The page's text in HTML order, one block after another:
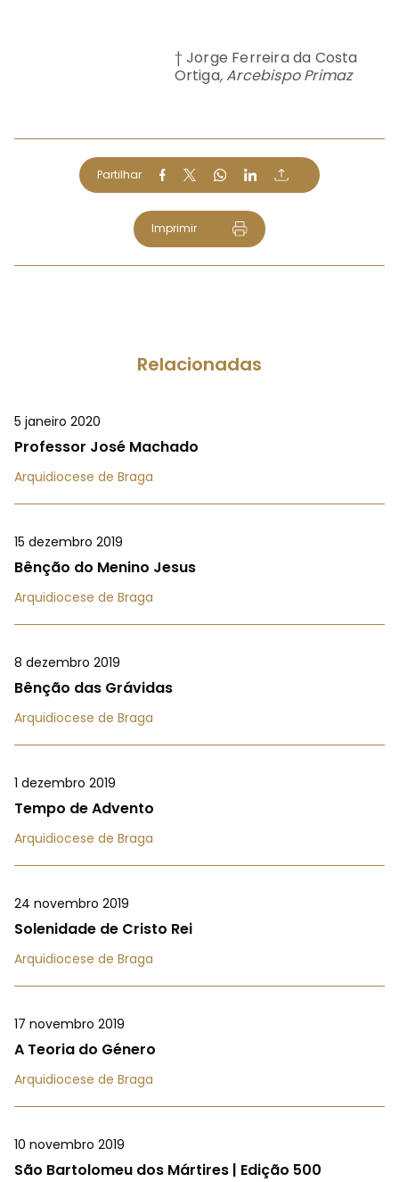
† Jorge Ferreira da Costa
Ortiga, Arcebispo Primaz
Partilhar
Imprimir
Relacionadas
5 janeiro 2020
Professor José Machado
Arquidiocese de Braga
15 dezembro 2019
Bênção do Menino Jesus
Arquidiocese de Braga
8 dezembro 2019
Bênção das Grávidas
Arquidiocese de Braga
1 dezembro 2019
Tempo de Advento
Arquidiocese de Braga
24 novembro 2019
Solenidade de Cristo Rei
Arquidiocese de Braga
17 novembro 2019
A Teoria do Género
Arquidiocese de Braga
10 novembro 2019
São Bartolomeu dos Mártires | Edição 500